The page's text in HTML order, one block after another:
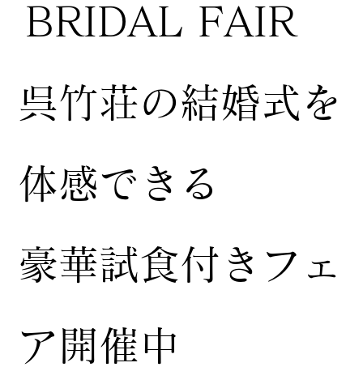
BRIDAL FAIR
​呉竹荘の結婚式を
体感できる
豪華試食付きフェ
ア開催中